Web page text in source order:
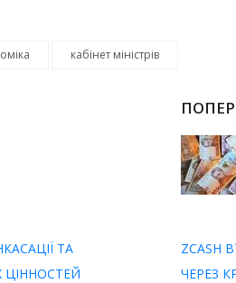
кабінет міністрів
ТА
ЦІННОСТЕЙ
ZCASH
ЧЕРЕЗ